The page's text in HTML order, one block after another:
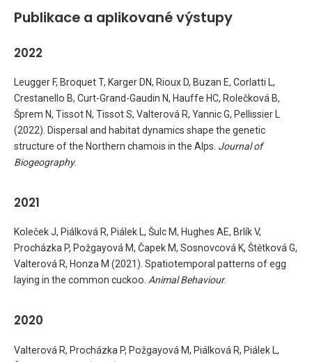
Publikace a aplikované výstupy
2022
Leugger F, Broquet T, Karger DN, Rioux D, Buzan E, Corlatti L,
Crestanello B, Curt-Grand-Gaudin N, Hauffe HC, Rolečková B,
Šprem N, Tissot N, Tissot S, Valterová R, Yannic G, Pellissier L
(2022). Dispersal and habitat dynamics shape the genetic
structure of the Northern chamois in the Alps. Journal of
Biogeography.
2021
Koleček J, Piálková R, Piálek L, Šulc M, Hughes AE, Brlík V,
Procházka P, Požgayová M, Čapek M, Sosnovcová K, Štětková G,
Valterová R, Honza M (2021). Spatiotemporal patterns of egg
laying in the common cuckoo. Animal Behaviour.
2020
Valterová R, Procházka P, Požgayová M, Piálková R, Piálek L,